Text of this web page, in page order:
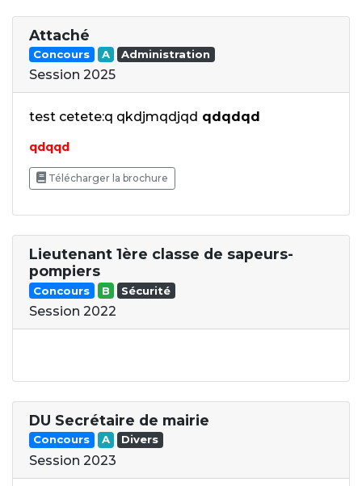
Attaché
Concours A Administration
Session 2025
test cetete:q qkdjmqdjqd qdqdqd
qdqqd
Télécharger la brochure
Lieutenant 1ère classe de sapeurs-
pompiers
Concours B Sécurité
Session 2022
DU Secrétaire de mairie
Concours A Divers
Session 2023